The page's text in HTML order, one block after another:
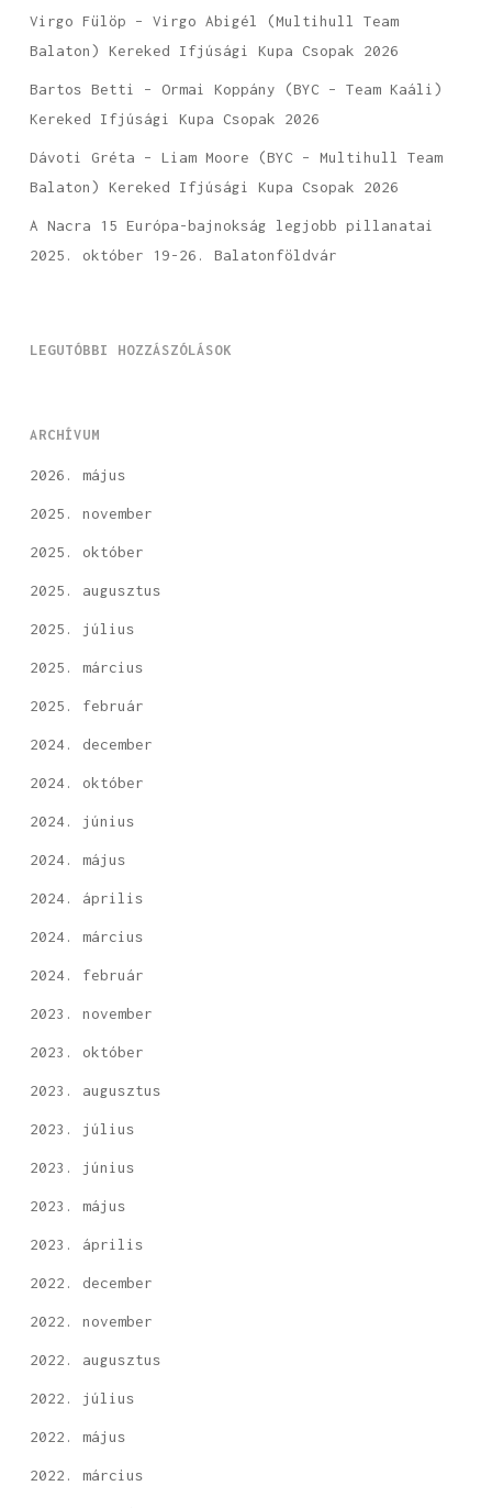
Virgo Fülöp – Virgo Abigél (Multihull Team
Balaton) Kereked Ifjúsági Kupa Csopak 2026
Bartos Betti – Ormai Koppány (BYC – Team Kaáli)
Kereked Ifjúsági Kupa Csopak 2026
Dávoti Gréta – Liam Moore (BYC – Multihull Team
Balaton) Kereked Ifjúsági Kupa Csopak 2026
A Nacra 15 Európa-bajnokság legjobb pillanatai
2025. október 19-26. Balatonföldvár
LEGUTÓBBI HOZZÁSZÓLÁSOK
ARCHÍVUM
2026. május
2025. november
2025. október
2025. augusztus
2025. július
2025. március
2025. február
2024. december
2024. október
2024. június
2024. május
2024. április
2024. március
2024. február
2023. november
2023. október
2023. augusztus
2023. július
2023. június
2023. május
2023. április
2022. december
2022. november
2022. augusztus
2022. július
2022. május
2022. március